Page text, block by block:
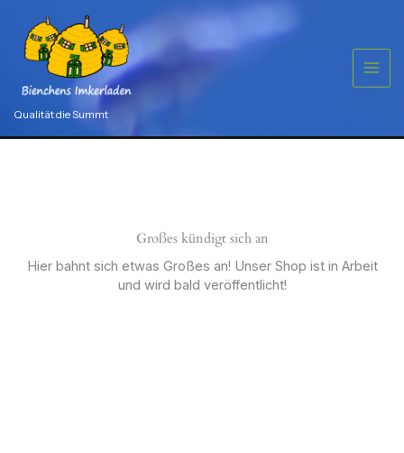
Inhalt
springen
Qualität die Summt
Großes kündigt sich an
Hier bahnt sich etwas Großes an! Unser Shop ist in Arbeit
und wird bald veröffentlicht!